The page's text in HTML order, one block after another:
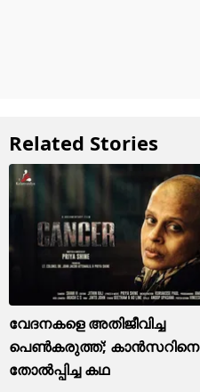
Related Stories
വേദനകളെ അതിജീവിച്ച
പെൺകരുത്ത്; കാന്‍സറിനെ
തോൽപ്പിച്ച കഥ